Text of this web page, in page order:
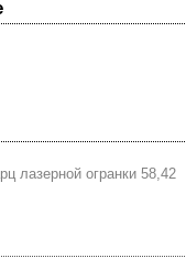
лазерной огранки 58,42